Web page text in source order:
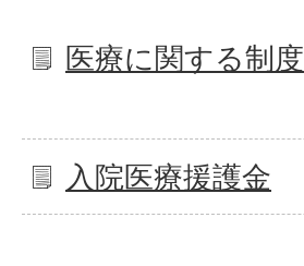
医療に関する制度
入院医療援護金